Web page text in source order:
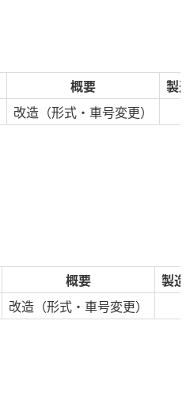
概要
製
改造 （形式・車号変更）
概要
製
改造 （形式・車号変更）